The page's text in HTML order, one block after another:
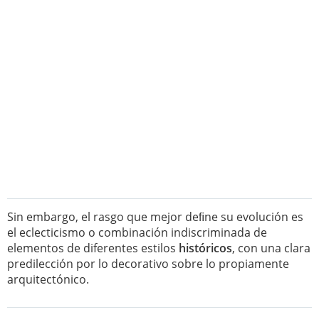
Sin embargo, el rasgo que mejor deﬁne su evolución es
el eclecticismo o combinación indiscriminada de
elementos de diferentes estilos históricos, con una clara
predilección por lo decorativo sobre lo propiamente
arquitectónico.